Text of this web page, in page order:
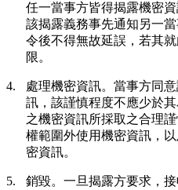
任一當事方皆得揭露機密
該揭露義務事先通知另一
令後不得無故延誤，若其
限。
4. 處理機密資訊。 當事方同
訊，該謹慎程度不應少於
之機密資訊所採取之合理
權範圍外使用機密資訊，
密資訊。
5. 銷毀。 一旦揭露方要求，